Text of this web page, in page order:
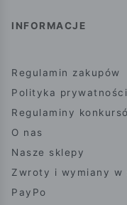
INFORMACJE
Regulamin zakupów
Polityka prywatności
Regulaminy
O nas
Nasze sklepy
Zwroty i wymiany w
PayPo